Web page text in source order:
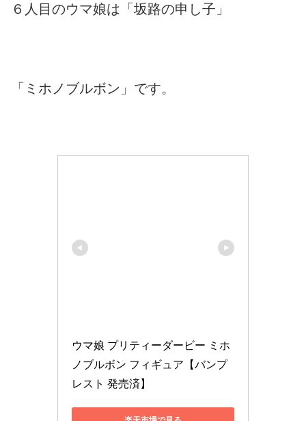
６人目のウマ娘は「坂路の申し子」
「ミホノブルボン」です。
ウマ娘 プリティーダービー ミホ
ノブルボン フィギュア【バンプ
レスト 発売済】